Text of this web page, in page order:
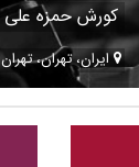
کورش حمزه علی
ایران، تهران، تهران